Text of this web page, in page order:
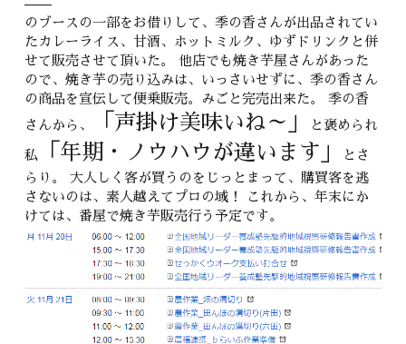
のブースの一部をお借りして、季の香さんが出品されてい
たカレーライス、甘酒、ホットミルク、ゆずドリンクと併
せて販売させて頂いた。 他店でも焼き芋屋さんがあった
ので、焼き芋の売り込みは、いっさいせずに、季の香さん
の商品を宣伝して便乗販売。みごと完売出来た。 季の香
さんから、
「声掛け美味いね～」 と褒められ
私 「年期・ノウハウが違います」
とさ
らり。 大人しく客が買うのをじっとまって、購買客を逃
さないのは、素人越えてプロの域！ これから、年末にか
けては、番屋で焼き芋販売行う予定です。